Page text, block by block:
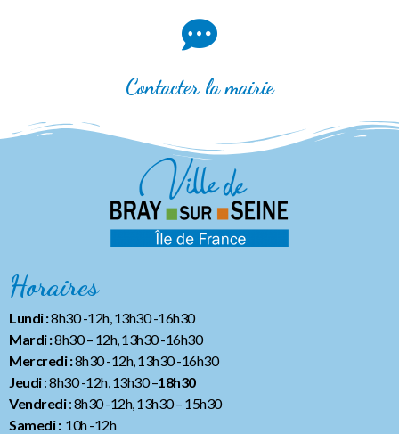
Contacter la mairie
Horaires
Lundi :8h30 -12h, 13h30 -16h30
Mardi :8h30 – 12h, 13h30 -16h30
Mercredi :8h30 -12h, 13h30 -16h30
Jeudi: 8h30 -12h, 13h30 –18h30
Vendredi: 8h30 -12h, 13h30– 15h30
Samedi :10h -12h